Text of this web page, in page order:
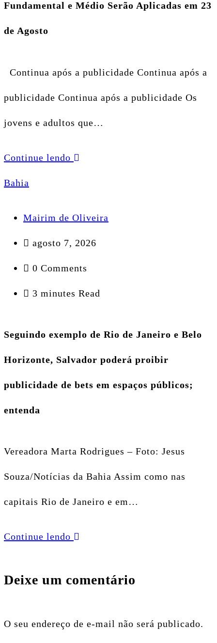
Fundamental e Médio Serão Aplicadas em 23
de Agosto
Continua após a publicidade Continua após a
publicidade Continua após a publicidade Os
jovens e adultos que…
Continue lendo
Bahia
Mairim de Oliveira
agosto 7, 2026
0 Comments
3 minutes Read
Seguindo exemplo de Rio de Janeiro e Belo
Horizonte, Salvador poderá proibir
publicidade de bets em espaços públicos;
entenda
Vereadora Marta Rodrigues – Foto: Jesus
Souza/Notícias da Bahia Assim como nas
capitais Rio de Janeiro e em…
Continue lendo
Deixe um comentário
O seu endereço de e-mail não será publicado.